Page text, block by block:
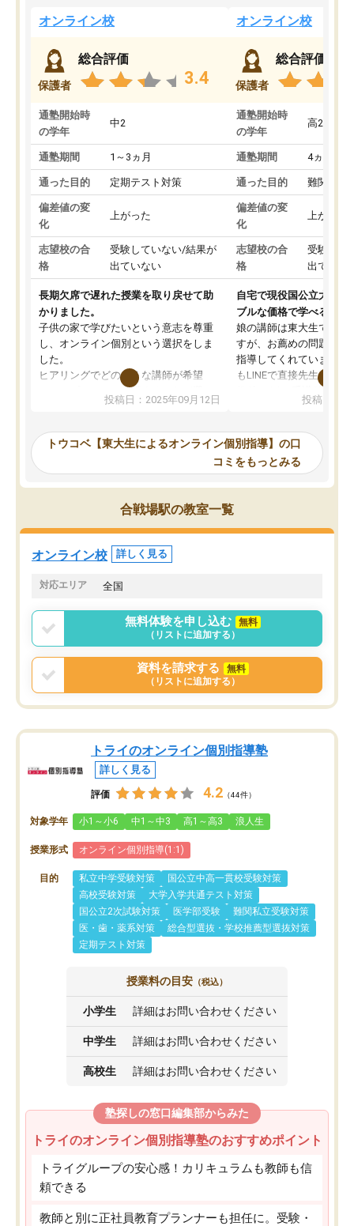
オンライン校
保護者
総合評価
3.4
通塾開始時
の学年
中2
通塾期間 1～3ヵ月
通った目的 定期テスト対策
偏差値の変
化
上がった
志望校の合
格
受験していない/結果が
出ていない
長期欠席で遅れた授業を取り戻せて助
かりました。
子供の家で学びたいという意志を尊重
し、オンライン個別という選択をしま
した。
ヒアリングでどのような講師が希望
か、オプションは付帯するかなど選ぶ
事が出来ました。
ーティングを行い、その講師で良いか
見てから講師を決定する事ができま
す。
うちの子は、初回面談の講師の方で決
オンラインツールを使用した単語帳の
共有があり宿題もそちらで出される形
でした。
言う事で講師変更の申し出があり、あ
まりに短期での変更だった為、塾に通
う事にして退会しました。遅れも取り
戻せ、授業内容や講師の方は良かった
と思います。
投稿日：2025年09月12日
オンライン校
保護者
総合評価
通塾開始時
の学年
高2
通塾期間 4ヵ月～1
通った目的 難関私立
偏差値の変
化
上がった
志望校の合
格
受験して
出ていな
自宅で現役国公立大学生
ブルな価格で学べる
娘の講師は東大生では無
すが、お薦めの問題集や
指導してくれています。
もLINEで直接先生に質問
めれるので、個人に合
いなのがあり(有料)、受
ことをどんなスケジュー
くか相談したのですが、
ち期待したものではなく
くなってきたようなので
投稿日：
トウコベ【東大生によるオンライン個別指導】の口
コミをもっとみる
合戦場駅の教室一覧
オンライン校 詳しく見る
対応エリア 全国
無料体験を申し込む
無料
（リストに追加する）
資料を請求する
無料
（リストに追加する）
トライのオンライン個別指導塾
詳しく見る
評価 4.2 （44件）
対象学年 小1～小6 中1～中3 高1～高3 浪人生
授業形式 オンライン個別指導(1:1)
目的 私立中学受験対策
国公立中高一貫校受験対策
高校受験対策
大学入学共通テスト対策
国公立2次試験対策
医学部受験
難関私立受験対策
医・歯・薬系対策
総合型選抜・学校推薦型選抜対策
定期テスト対策
授業料の目安 （税込）
小学生 詳細はお問い合わせください
中学生 詳細はお問い合わせください
高校生 詳細はお問い合わせください
塾探しの窓口編集部からみた
トライのオンライン個別指導塾のおすすめポイント
トライグループの安心感！カリキュラムも教師も信
頼できる
教師と別に正社員教育プランナーも担任に。受験・